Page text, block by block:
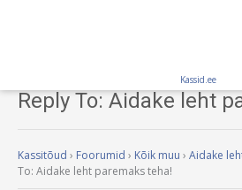
Kassid.ee
Reply To: Aidake leht
Kassitõud › Foorumid › Kõik muu › Aidake
To: Aidake leht paremaks teha!